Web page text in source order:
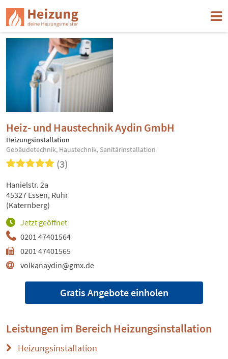
Heiz- und Haustechnik Aydin GmbH
Heizungsinstallation
Gebäudetechnik, Haustechnik, Sanitärinstallation
(3)
0201 47401564
0201 47401565
volkanaydin@gmx.de
Jetzt geöffnet
Hanielstr. 2a
45327 Essen, Ruhr
(Katernberg)
Gratis Angebote einholen
Leistungen im Bereich Heizungsinstallation
Heizungsinstallation